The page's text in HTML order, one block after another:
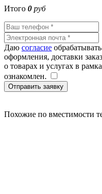
Итого 0 руб
Даю согласие
оформления, доставки
о товарах и услугах в
ознакомлен.
Отправить заявку
Похожие по вместимости